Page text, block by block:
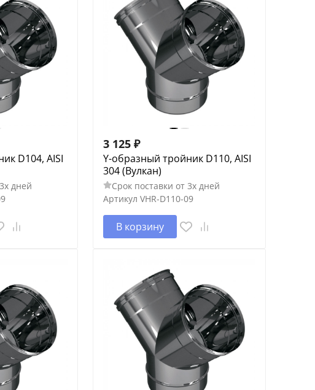
D104, AISI
дней
3 125 ₽
Y-образный тройник D110, AISI
304 (Вулкан)
Срок поставки от 3х дней
Артикул VHR-D110-09
В корзину